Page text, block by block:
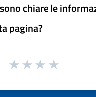
chiare le
pagina?